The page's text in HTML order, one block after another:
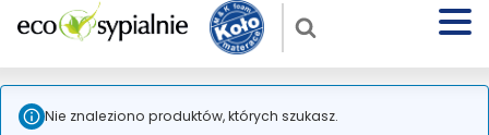
Nie znaleziono produktów, których szukasz.